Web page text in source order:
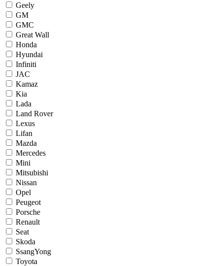
Geely
GM
GMC
Great Wall
Honda
Hyundai
Infiniti
JAC
Kamaz
Kia
Lada
Land Rover
Lexus
Lifan
Mazda
Mercedes
Mini
Mitsubishi
Nissan
Opel
Peugeot
Porsche
Renault
Seat
Skoda
SsangYong
Toyota